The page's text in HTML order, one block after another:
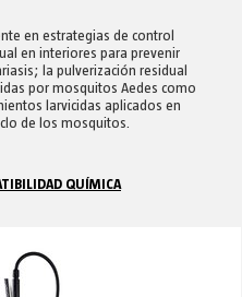
en estrategias de control
en interiores para prevenir
la pulverización residual
por mosquitos Aedes como
larvicidas aplicados en
de los mosquitos.
QUÍMICA